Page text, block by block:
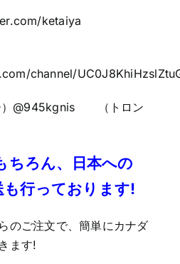
ketaiya
channel/
）@945kgnis （トロン
ちろん、日本への
行っております!
のご注文で、簡単にカナダ
ます!